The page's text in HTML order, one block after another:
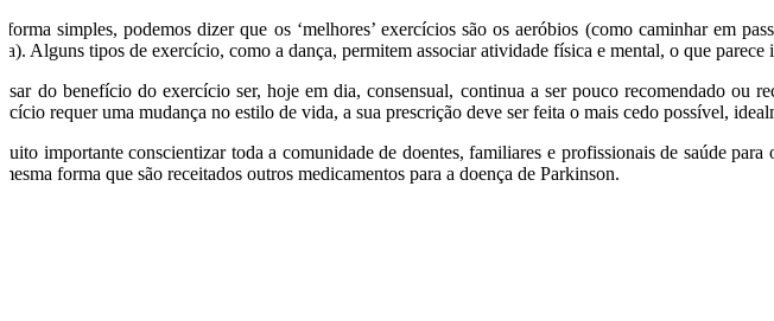
forma simples, podemos dizer que os ‘melhores’ exercícios são os aeróbios (como caminhar em
Alguns tipos de exercício, como a dança, permitem associar atividade física e mental, o que
do benefício do exercício ser, hoje em dia, consensual, continua a ser pouco recomendado ou
requer uma mudança no estilo de vida, a sua prescrição deve ser feita o mais cedo possível,
importante conscientizar toda a comunidade de doentes, familiares e profissionais de saúde
forma que são receitados outros medicamentos para a doença de Parkinson.